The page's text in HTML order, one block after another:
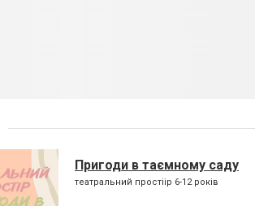
Пригоди в таємному саду
театральний простіір 6-12 років